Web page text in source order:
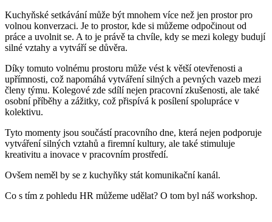
Kuchyňské setkávání může být mnohem více než jen prostor pro
volnou konverzaci. Je to prostor, kde si můžeme odpočinout od
práce a uvolnit se. A to je právě ta chvíle, kdy se mezi kolegy budují
silné vztahy a vytváří se důvěra.
Díky tomuto volnému prostoru může vést k větší otevřenosti a
upřímnosti, což napomáhá vytváření silných a pevných vazeb mezi
členy týmu. Kolegové zde sdílí nejen pracovní zkušenosti, ale také
osobní příběhy a zážitky, což přispívá k posílení spolupráce v
kolektivu.
Tyto momenty jsou součástí pracovního dne, která nejen podporuje
vytváření silných vztahů a firemní kultury, ale také stimuluje
kreativitu a inovace v pracovním prostředí.
Ovšem neměl by se z kuchyňky stát komunikační kanál.
Co s tím z pohledu HR můžeme udělat? O tom byl náš workshop.